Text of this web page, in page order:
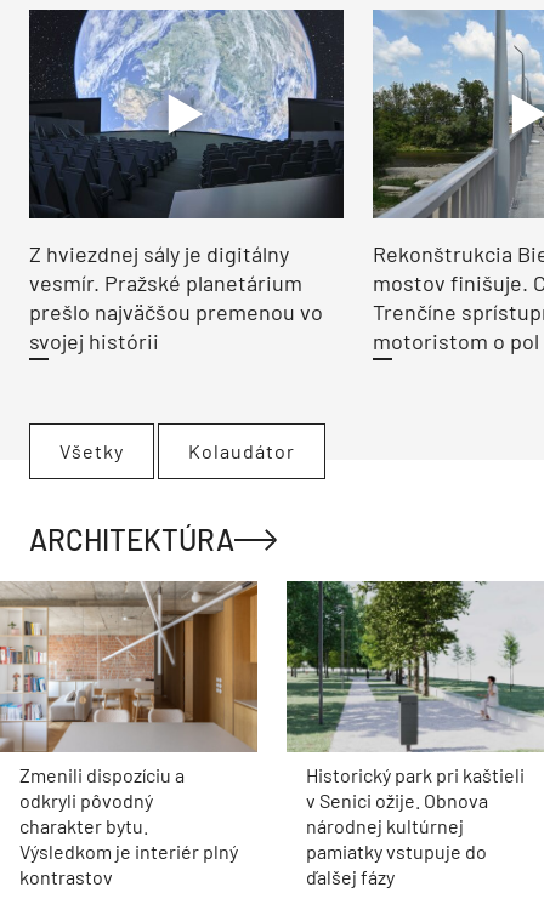
Z hviezdnej sály je digitálny
vesmír. Pražské planetárium
prešlo najväčšou premenou vo
svojej histórii
Rekonštrukcia
mostov finišuje.
Trenčíne
motoristom o pol
Všetky Kolaudátor
ARCHITEKTÚRA
Zmenili dispozíciu a
odkryli pôvodný
charakter bytu.
Výsledkom je interiér plný
kontrastov
Historický park pri kaštieli
v Senici ožije. Obnova
národnej kultúrnej
pamiatky vstupuje do
ďalšej fázy